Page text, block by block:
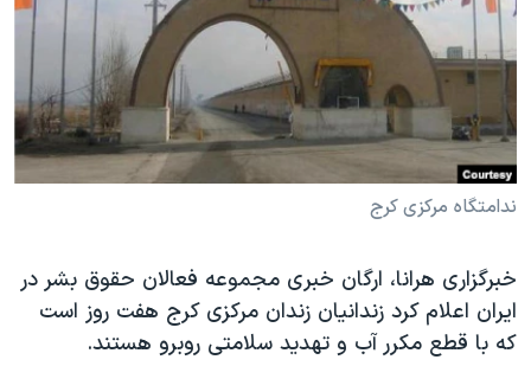
فرهنگ و زندگی
حقوق شهروندی
اقتصادی
علم و فناوری
اسرائیل در جنگ
آرشیو پخش زنده
مستندها
انتخابات ریاست جمهوری آمریکا ۲۰۲۴
حمله جمهوری اسلامی به اسرائیل
رمز مهسا
ورزش زنان در ایران
مجموعه مستندهای دادخواهی
تریبونال مردمی آبان ۹۸
دنبال کنید
زبانهای مختلف
ندامتگاه مرکزی کرج
خبرگزاری هرانا، ارگان خبری مجموعه فعالان حقوق بشر در
ایران اعلام کرد زندانیان زندان مرکزی کرج هفت روز است
که با قطع مکرر آب و تهدید سلامتی روبرو هستند.